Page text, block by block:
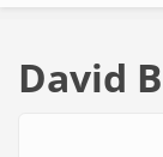
David